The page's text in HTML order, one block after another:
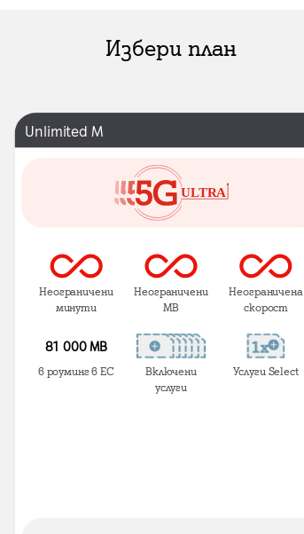
Избери план
Unlimited M
Неограничени
минути
Неограничени
MB
Неограничена
скорост
81 000 МВ
в роуминг в ЕС
Включени
услуги
Услуги Select